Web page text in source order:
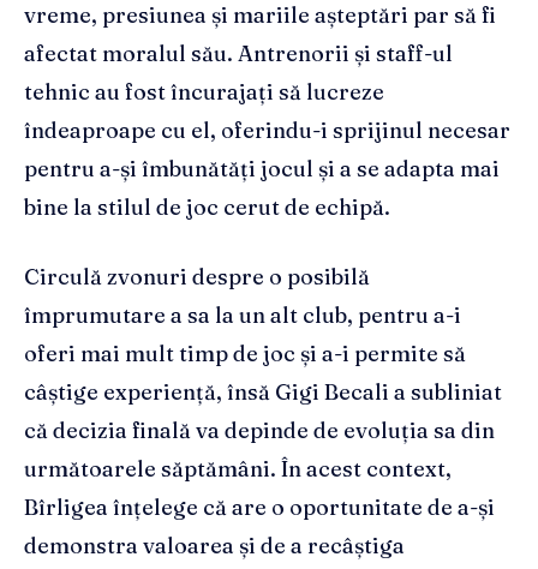
vreme, presiunea și mariile așteptări par să fi
afectat moralul său. Antrenorii și staff-ul
tehnic au fost încurajați să lucreze
îndeaproape cu el, oferindu-i sprijinul necesar
pentru a-și îmbunătăți jocul și a se adapta mai
bine la stilul de joc cerut de echipă.
Circulă zvonuri despre o posibilă
împrumutare a sa la un alt club, pentru a-i
oferi mai mult timp de joc și a-i permite să
câștige experiență, însă Gigi Becali a subliniat
că decizia finală va depinde de evoluția sa din
următoarele săptămâni. În acest context,
Bîrligea înțelege că are o oportunitate de a-și
demonstra valoarea și de a recâștiga